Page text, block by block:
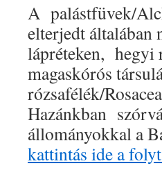
A palástfüvek/
elterjedt általában
lápréteken, hegyi
magaskórós
rózsafélék/
Hazánkban
állományokkal a
kattintás ide a